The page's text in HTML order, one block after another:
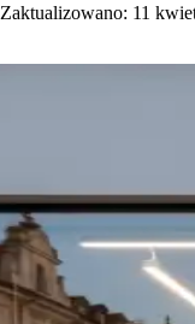
Zaktualizowano: 11